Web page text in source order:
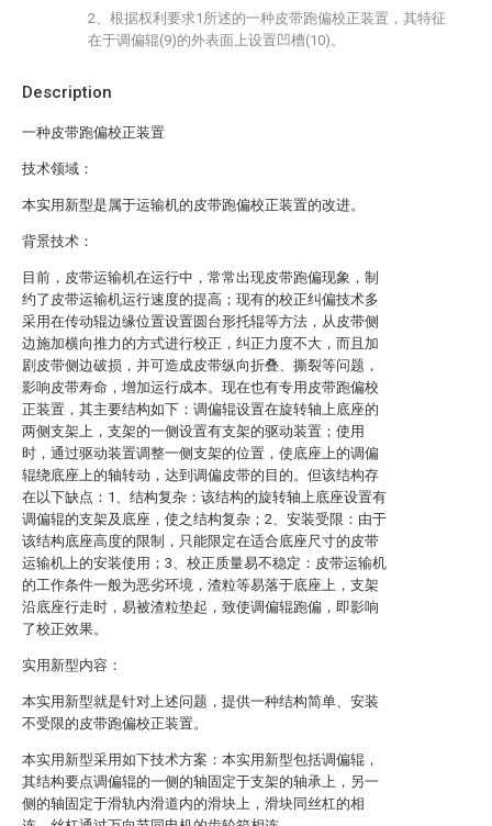
Description
一种皮带跑偏校正装置
技术领域：
本实用新型是属于运输机的皮带跑偏校正装置的改进。
背景技术：
目前，皮带运输机在运行中，常常出现皮带跑偏现象，制
约了皮带运输机运行速度的提高；现有的校正纠偏技术多
采用在传动辊边缘位置设置圆台形托辊等方法，从皮带侧
边施加横向推力的方式进行校正，纠正力度不大，而且加
剧皮带侧边破损，并可造成皮带纵向折叠、撕裂等问题，
影响皮带寿命，增加运行成本。现在也有专用皮带跑偏校
正装置，其主要结构如下：调偏辊设置在旋转轴上底座的
两侧支架上，支架的一侧设置有支架的驱动装置；使用
时，通过驱动装置调整一侧支架的位置，使底座上的调偏
辊绕底座上的轴转动，达到调偏皮带的目的。但该结构存
在以下缺点：1、结构复杂：该结构的旋转轴上底座设置有
调偏辊的支架及底座，使之结构复杂；2、安装受限：由于
该结构底座高度的限制，只能限定在适合底座尺寸的皮带
运输机上的安装使用；3、校正质量易不稳定：皮带运输机
的工作条件一般为恶劣环境，渣粒等易落于底座上，支架
沿底座行走时，易被渣粒垫起，致使调偏辊跑偏，即影响
了校正效果。
实用新型内容：
本实用新型就是针对上述问题，提供一种结构简单、安装
不受限的皮带跑偏校正装置。
本实用新型采用如下技术方案：本实用新型包括调偏辊，
其结构要点调偏辊的一侧的轴固定于支架的轴承上，另一
侧的轴固定于滑轨内滑道内的滑块上，滑块同丝杠的相
2、根据权利要求1所述的一种皮带跑偏校正装置，其特征
在于调偏辊(9)的外表面上设置凹槽(10)。